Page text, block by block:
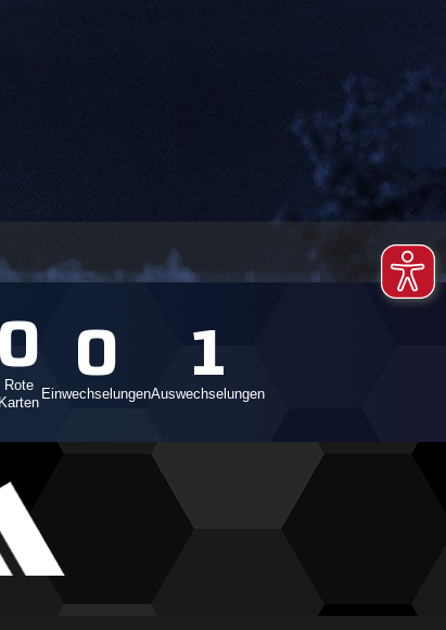
0
Rote
Karten
0
Einwechselungen
1
Auswechselungen